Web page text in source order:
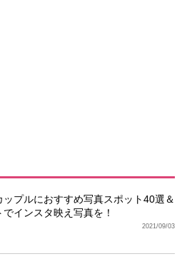
プルにおすすめ写真スポット40選＆
インスタ映え写真を！
2021/09/03